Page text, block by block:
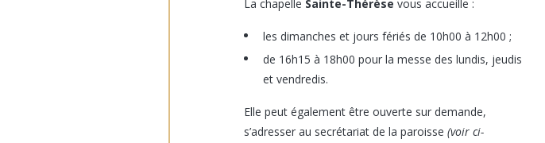
La chapelle Sainte-Thérèse vous accueille :
les dimanches et jours fériés de 10h00 à 12h00 ;
de 16h15 à 18h00 pour la messe des lundis, jeudis
et vendredis.
Elle peut également être ouverte sur demande,
s’adresser au secrétariat de la paroisse (voir ci-